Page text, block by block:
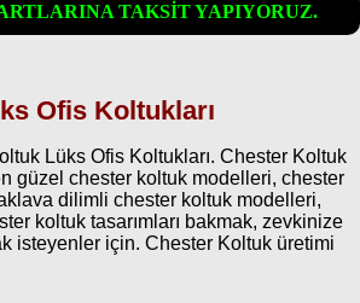
TAKSİT YAPIYORUZ.
Ofis Koltukları
Lüks Ofis Koltukları. Chester Koltuk
güzel chester koltuk modelleri, chester
dilimli chester koltuk modelleri,
koltuk tasarımları bakmak, zevkinize
isteyenler için. Chester Koltuk üretimi